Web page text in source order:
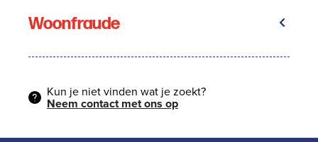
Woonfraude
Kun je niet vinden wat je zoekt?
Neem contact met ons op